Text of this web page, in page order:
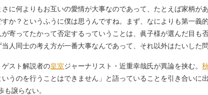
に何よりもお互いの愛情が大事なのであって、たとえば家柄が
か？というふうに僕は思うんですね。まず、なによりも第一義
寄ってたかって否定するっていうことは、眞子様が選んだ目も
同士の考え方が一番大事なんであって、それ以外はたいした
スト解説者の皇室ジャーナリスト・近重幸哉氏が異論を挟む。
うのを行うことはできません」と語っていることを引き合いに
譲らない。